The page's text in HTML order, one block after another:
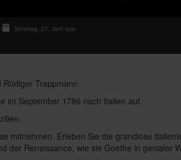
Sonntag, 21. Juni 18:00
Trappmann
im September 1786 nach Italien auf.
mitnehmen. Erleben Sie die grandiose
der Renaissance, wie sie Goethe in genialer